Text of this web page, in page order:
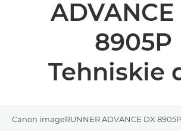
ADVANCE
8905P
Tehniskie
Canon imageRUNNER ADVANCE DX 8905P